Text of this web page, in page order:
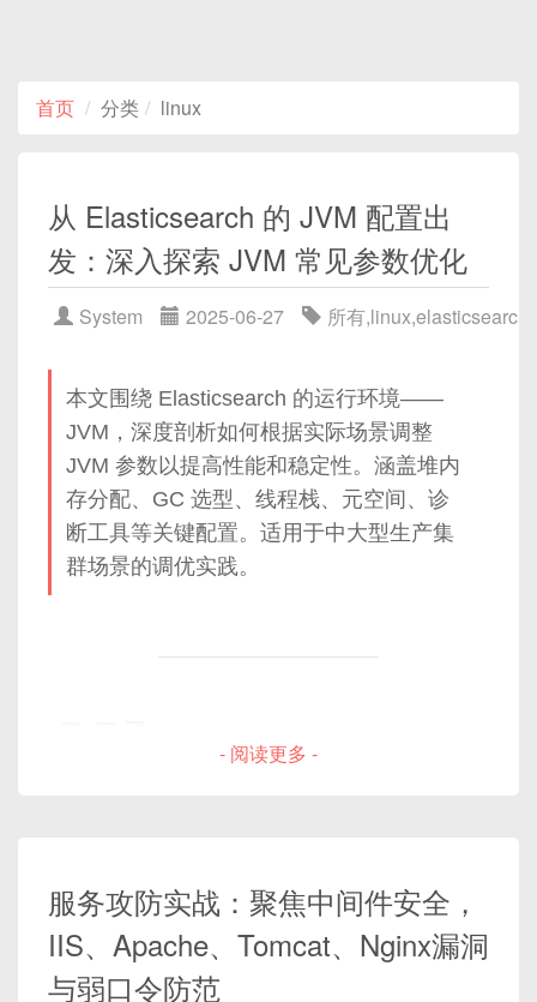
首页 分类 linux
从 Elasticsearch 的 JVM 配置出
发：深入探索 JVM 常见参数优化
System 2025-06-27 所有,linux,elasticsearch
本文围绕 Elasticsearch 的运行环境——
JVM，深度剖析如何根据实际场景调整
JVM 参数以提高性能和稳定性。涵盖堆内
存分配、GC 选型、线程栈、元空间、诊
断工具等关键配置。适用于中大型生产集
群场景的调优实践。
垃圾回收器（GC）选择与原理分析
实战优化建议与场景拆解
JVM 调试与监控工具推荐
- 阅读更多 -
服务攻防实战：聚焦中间件安全，
IIS、Apache、Tomcat、Nginx漏洞
与弱口令防范‌